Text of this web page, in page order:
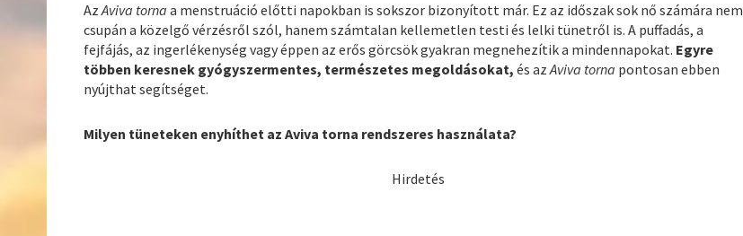
AzAviva torna a menstruáció előtti napokban is sokszor bizonyított már. Ez az időszak sok nő számára nem
csupán a közelgő vérzésről szól, hanem számtalan kellemetlen testi és lelki tünetről is. A puffadás, a
fejfájás, az ingerlékenység vagy éppen az erős görcsök gyakran megnehezítik a mindennapokat. Egyre
többen keresnek gyógyszermentes, természetes megoldásokat, és azAviva torna pontosan ebben
nyújthat segítséget.
Milyen tüneteken enyhíthet az Aviva torna rendszeres használata?
Hirdetés